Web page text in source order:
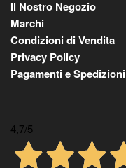
Il Nostro Negozio
Marchi
Condizioni di Vendita
Privacy Policy
Pagamenti e Spedizioni
4,7/5